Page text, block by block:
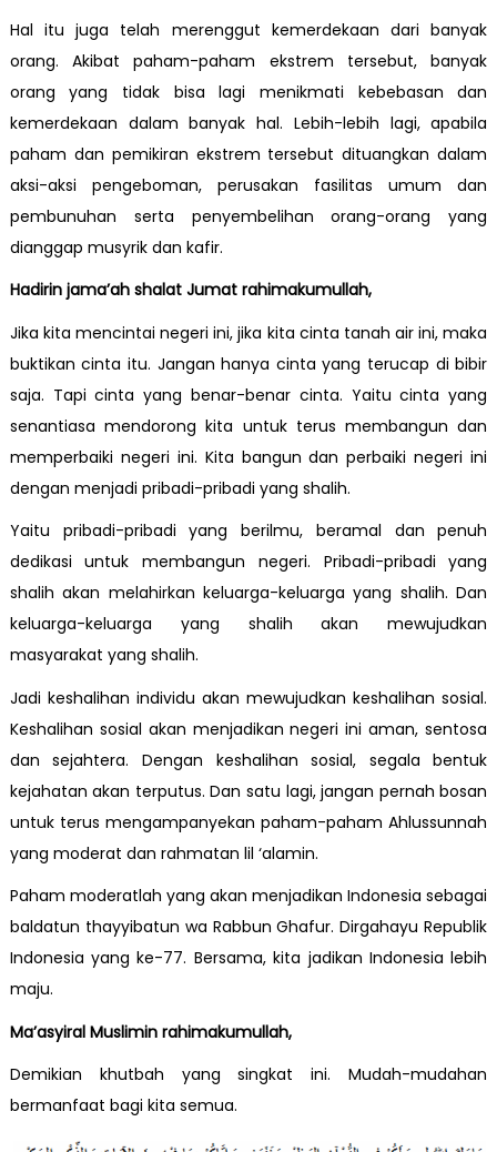
Hal itu juga telah merenggut kemerdekaan dari banyak
orang. Akibat paham-paham ekstrem tersebut, banyak
orang yang tidak bisa lagi menikmati kebebasan dan
kemerdekaan dalam banyak hal. Lebih-lebih lagi, apabila
paham dan pemikiran ekstrem tersebut dituangkan dalam
aksi-aksi pengeboman, perusakan fasilitas umum dan
pembunuhan serta penyembelihan orang-orang yang
dianggap musyrik dan kafir.
Hadirin jama’ah shalat Jumat rahimakumullah,
Jika kita mencintai negeri ini, jika kita cinta tanah air ini, maka
buktikan cinta itu. Jangan hanya cinta yang terucap di bibir
saja. Tapi cinta yang benar-benar cinta. Yaitu cinta yang
senantiasa mendorong kita untuk terus membangun dan
memperbaiki negeri ini. Kita bangun dan perbaiki negeri ini
dengan menjadi pribadi-pribadi yang shalih.
Yaitu pribadi-pribadi yang berilmu, beramal dan penuh
dedikasi untuk membangun negeri. Pribadi-pribadi yang
shalih akan melahirkan keluarga-keluarga yang shalih. Dan
keluarga-keluarga yang shalih akan mewujudkan
masyarakat yang shalih.
Jadi keshalihan individu akan mewujudkan keshalihan sosial.
Keshalihan sosial akan menjadikan negeri ini aman, sentosa
dan sejahtera. Dengan keshalihan sosial, segala bentuk
kejahatan akan terputus. Dan satu lagi, jangan pernah bosan
untuk terus mengampanyekan paham-paham Ahlussunnah
yang moderat dan rahmatan lil ‘alamin.
Paham moderatlah yang akan menjadikan Indonesia sebagai
baldatun thayyibatun wa Rabbun Ghafur. Dirgahayu Republik
Indonesia yang ke-77. Bersama, kita jadikan Indonesia lebih
maju.
Ma’asyiral Muslimin rahimakumullah,
Demikian khutbah yang singkat ini. Mudah-mudahan
bermanfaat bagi kita semua.